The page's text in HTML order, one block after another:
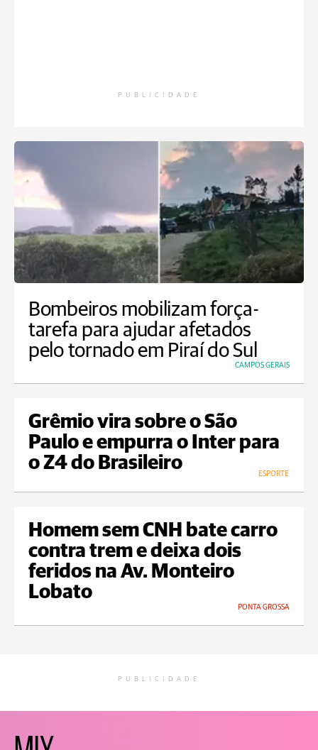
PUBLICIDADE
Bombeiros mobilizam força-
tarefa para ajudar afetados
pelo tornado em Piraí do Sul
CAMPOS GERAIS
Grêmio vira sobre o São
Paulo e empurra o Inter para
o Z4 do Brasileiro
ESPORTE
Homem sem CNH bate carro
contra trem e deixa dois
feridos na Av. Monteiro
Lobato
PONTA GROSSA
PUBLICIDADE